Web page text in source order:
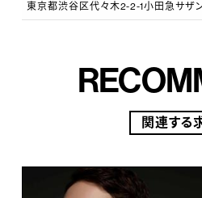
東京都渋谷区代々木2-2-1小田急サザ
関連する